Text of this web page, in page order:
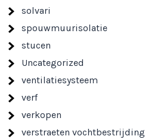
solvari
spouwmuurisolatie
stucen
Uncategorized
ventilatiesysteem
verf
verkopen
verstraeten vochtbestrijding